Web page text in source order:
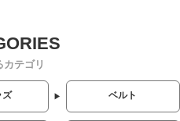
カテゴリ
ズ ベルト